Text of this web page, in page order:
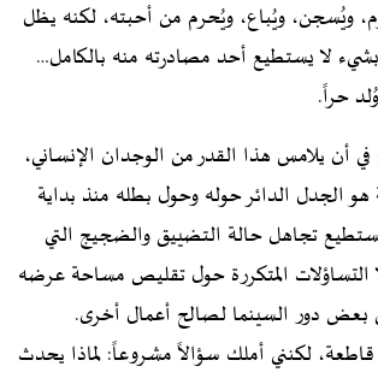
ويُسجن، ويُباع، ويُحرم من أحبته، لكنه يظل
لا يستطيع أحد مصادرته منه بالكامل…
حراً.
أن يلامس هذا القدر من الوجدان الإنساني،
هو الجدل الدائر حوله وحول بطله منذ بداية
تجاهل حالة التضييق والضجيج التي
التساؤلات المتكررة حول تقليص مساحة عرضه
بعض دور السينما لصالح أعمال أخرى.
قاطعة، لكنني أملك سؤالاً مشروعاً: لماذا يحدث